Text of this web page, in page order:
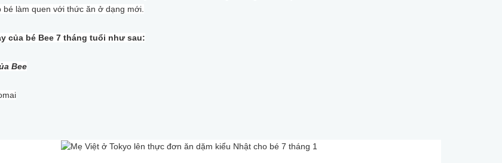
bé làm quen với thức ăn ở dạng mới.
của bé Bee 7 tháng tuổi như sau:
Bee